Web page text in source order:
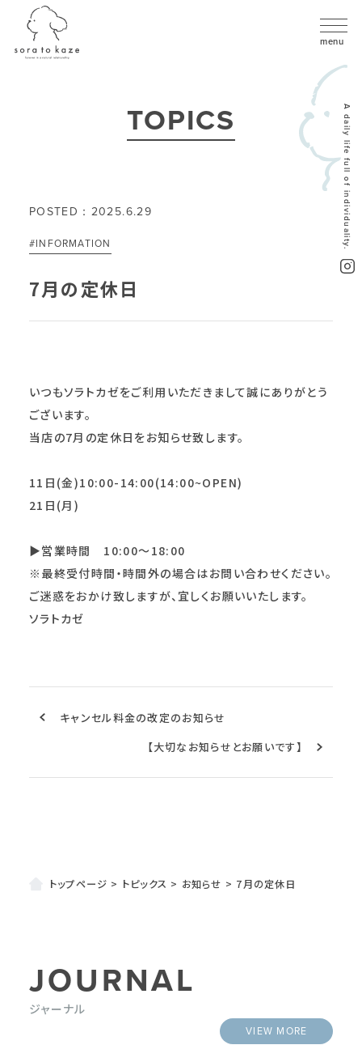
A daily life full of individuality.
TOPICS
POSTED：2025.6.29
#INFORMATION
7月の定休日
いつもソラトカゼをご利用いただきまして誠にありがとう
ございます。
当店の7月の定休日をお知らせ致します。
11日(金)10:00-14:00(14:00~OPEN)
21日(月)
▶︎営業時間 10:00～18:00
※最終受付時間・時間外の場合はお問い合わせください。
ご迷惑をおかけ致しますが、宜しくお願いいたします。
ソラトカゼ
キャンセル料金の改定のお知らせ
【大切なお知らせとお願いです】
トップページ > トピックス > お知らせ > 7月の定休日
JOURNAL
ジャーナル
VIEW MORE